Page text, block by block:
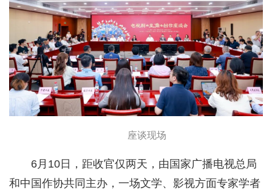
座谈现场
6月10日，距收官仅两天，由国家广播电视总局
和中国作协共同主办，一场文学、影视方面专家学者